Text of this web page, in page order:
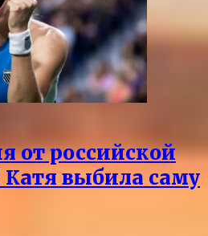
от российской
Катя выбила саму